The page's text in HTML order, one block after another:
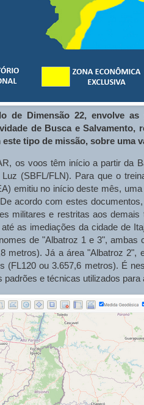
de Dimensão 22, envolve
de Busca e Salvamento,
tipo de missão, sobre uma
os voos têm início a partir da
Luz (SBFL/FLN). Para que o
emitiu no início deste mês,
acordo com estes
militares e restritas aos
até as imediações da cidade de
de "Albatroz 1 e 3",
metros). Já a área "Albatroz
(FL120 ou 3.657,6 metros). É
e técnicas utilizados